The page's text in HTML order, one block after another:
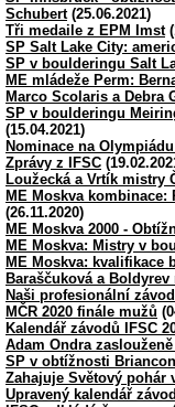
Schubert(25.06.2021)
Tři medaile z EPM Imst
SP Salt Lake City:
SP v boulderingu Salt
ME mládeže Perm:
Marco Scolaris a Debra
SP v boulderingu
(15.04.2021)
Nominace na
Zprávy z IFSC
Loužecká a Vrtík mistry
ME Moskva kombinace:
(26.11.2020)
ME Moskva 2000 -
ME Moskva: Mistry v
ME Moskva: kvalifikace
Baraščuková a
Naši profesionální
MČR 2020 finále mužů
Kalendář závodů IFSC
Adam Ondra
SP v obtížnosti
Zahajuje Světový pohár
Upravený kalendář